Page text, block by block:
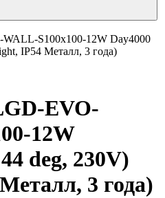
S100x100-12W Day4000
IP54 Металл, 3 года)
EVO-
12W
deg, 230V)
3 года)